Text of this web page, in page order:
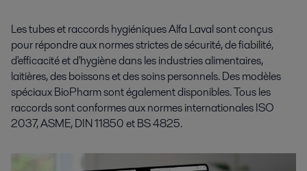
Les tubes et raccords hygiéniques Alfa Laval sont conçus
pour répondre aux normes strictes de sécurité, de fiabilité,
d'efficacité et d'hygiène dans les industries alimentaires,
laitières, des boissons et des soins personnels. Des modèles
spéciaux BioPharm sont également disponibles. Tous les
raccords sont conformes aux normes internationales ISO
2037, ASME, DIN 11850 et BS 4825.